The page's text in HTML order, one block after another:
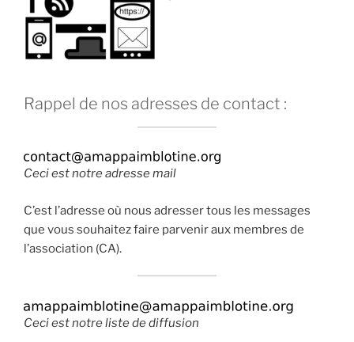
Rappel de nos adresses de contact :
Ceci est notre adresse mail
C’est l’adresse où nous adresser tous les messages
que vous souhaitez faire parvenir aux membres de
l’association (CA).
Ceci est notre liste de diffusion